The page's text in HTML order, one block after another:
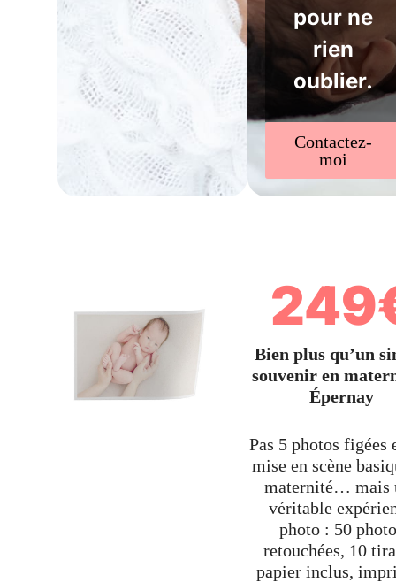
pour ne
rien
oublier.
Contactez-
moi
Bien plus qu’un
souvenir en
Épernay
Pas 5 photos figées
mise en scène
maternité… mais
véritable
photo : 50
retouchées, 10
papier inclus,